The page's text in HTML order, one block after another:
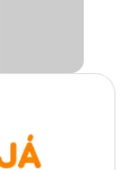
você encontra